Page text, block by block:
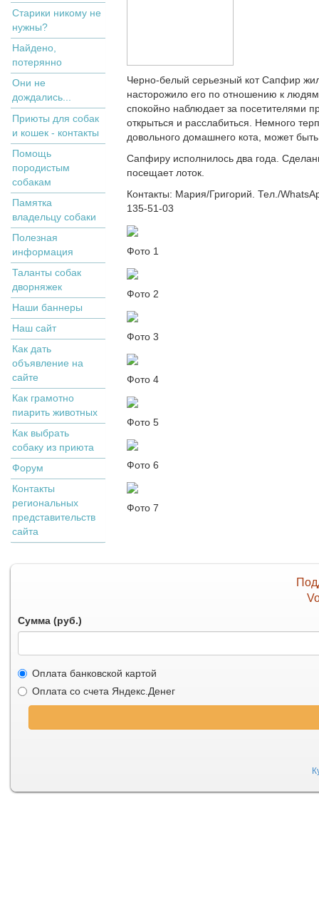
Старики никому не
нужны?
Найдено,
потерянно
Они не
дождались...
Приюты для собак
и кошек - контакты
Помощь
породистым
собакам
Памятка
владельцу собаки
Полезная
информация
Таланты собак
дворняжек
Наши баннеры
Наш сайт
Как дать
объявление на
сайте
Как грамотно
пиарить животных
Как выбрать
собаку из приюта
Форум
Контакты
региональных
представительств
сайта
Черно-белый серьезный кот Сапфир
насторожило его по отношению к
спокойно наблюдает за посетителями
открыться и расслабиться. Немного
довольного домашнего кота, может
Сапфиру исполнилось два года.
посещает лоток.
Контакты: Мария/Григорий. Тел./
135-51-03
Фото 1
Фото 2
Фото 3
Фото 4
Фото 5
Фото 6
Фото 7
Сумма (руб.)
Оплата банковской картой
Оплата со счета Яндекс.Денег